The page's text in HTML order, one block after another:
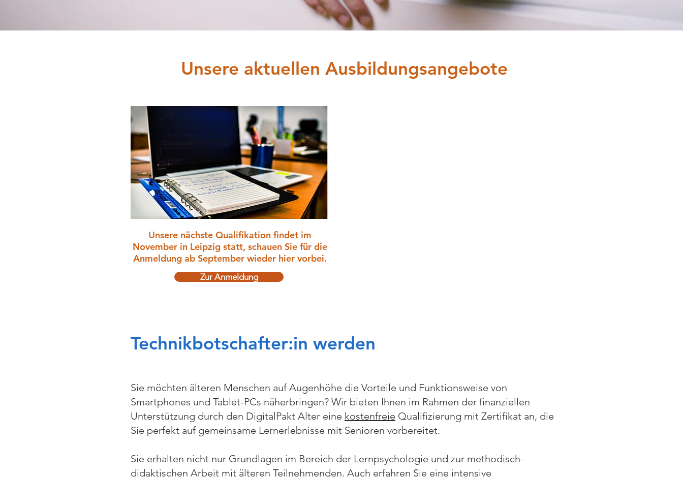
Unsere aktuellen Ausbildungsangebote
Unsere nächste Qualifikation findet im
November in Leipzig statt, schauen Sie für die
Anmeldung ab September wieder hier vorbei.
Zur Anmeldung
Technikbotschafter:in werden
Sie möchten älteren Menschen auf Augenhöhe die Vorteile und Funktionsweise von
Smartphones und Tablet-PCs näherbringen? Wir bieten Ihnen im Rahmen der finanziellen
Unterstützung durch den DigitalPakt Alter eine kostenfreie Qualifizierung mit Zertifikat an, die
Sie perfekt auf gemeinsame Lernerlebnisse mit Senioren vorbereitet.
Sie erhalten nicht nur Grundlagen im Bereich der Lernpsychologie und zur methodisch-
didaktischen Arbeit mit älteren Teilnehmenden. Auch erfahren Sie eine intensive